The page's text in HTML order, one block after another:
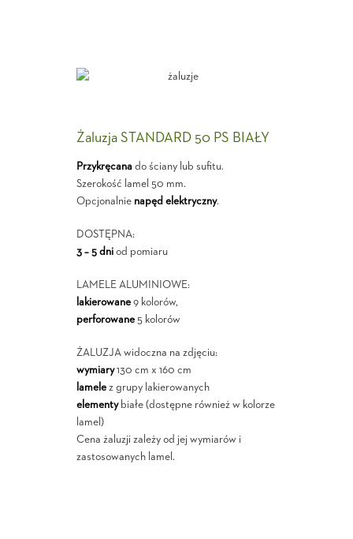
Żaluzja STANDARD 50 PS BIAŁY
Przykręcanado ściany lub sufitu.
Szerokość lamel 50 mm.
Opcjonalnie napęd elektryczny.
DOSTĘPNA:
3 – 5 dniod pomiaru
LAMELE ALUMINIOWE:
lakierowane9 kolorów,
perforowane5 kolorów
ŻALUZJA widoczna na zdjęciu:
wymiary130 cm x 160 cm
lamelez grupy lakierowanych
elementybiałe (dostępne również w kolorze
lamel)
Cena żaluzji zależy od jej wymiarów i
zastosowanych lamel.